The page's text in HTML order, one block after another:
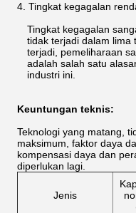
4. Tingkat kegagalan
Tingkat kegagalan
tidak terjadi dalam lima
terjadi, pemeliharaan
adalah salah satu
industri ini.
Keuntungan teknis:
Teknologi yang matang,
maksimum, faktor daya
kompensasi daya dan
diperlukan lagi.
Jenis